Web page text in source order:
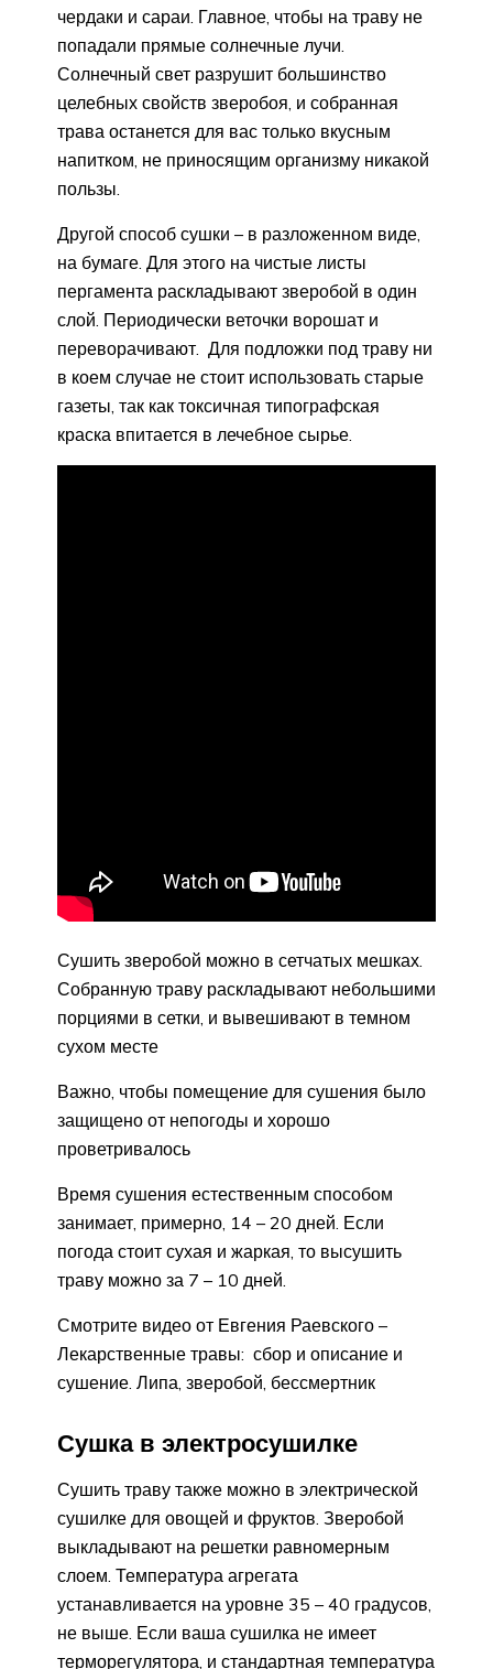
чердаки и сараи. Главное, чтобы на траву не
попадали прямые солнечные лучи.
Солнечный свет разрушит большинство
целебных свойств зверобоя, и собранная
трава останется для вас только вкусным
напитком, не приносящим организму никакой
пользы.
Другой способ сушки – в разложенном виде,
на бумаге. Для этого на чистые листы
пергамента раскладывают зверобой в один
слой. Периодически веточки ворошат и
переворачивают. Для подложки под траву ни
в коем случае не стоит использовать старые
газеты, так как токсичная типографская
краска впитается в лечебное сырье.
Сушить зверобой можно в сетчатых мешках.
Собранную траву раскладывают небольшими
порциями в сетки, и вывешивают в темном
сухом месте
Важно, чтобы помещение для сушения было
защищено от непогоды и хорошо
проветривалось
Время сушения естественным способом
занимает, примерно, 14 – 20 дней. Если
погода стоит сухая и жаркая, то высушить
траву можно за 7 – 10 дней.
Смотрите видео от Евгения Раевского –
Лекарственные травы: сбор и описание и
сушение. Липа, зверобой, бессмертник
Сушка в электросушилке
Сушить траву также можно в электрической
сушилке для овощей и фруктов. Зверобой
выкладывают на решетки равномерным
слоем. Температура агрегата
устанавливается на уровне 35 – 40 градусов,
не выше. Если ваша сушилка не имеет
терморегулятора, и стандартная температура